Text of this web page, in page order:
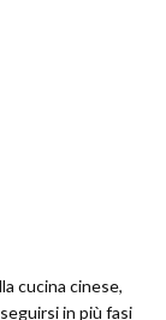
cucina cinese,
in più fasi